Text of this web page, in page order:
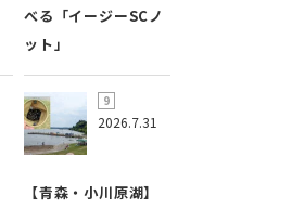
べる「イージーSCノ
ット」
2026.7.31
【青森・小川原湖】